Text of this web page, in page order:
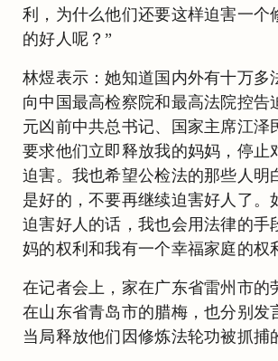
利，为什么他们还要这样迫害一个
的好人呢？”
林煜表示：她知道国内外有十万多
向中国最高检察院和最高法院控告
元凶前中共总书记、国家主席江泽
要求他们立即释放我的妈妈，停止
迫害。我也希望公检法的那些人明
是好的，不要再继续迫害好人了。
迫害好人的话，我也会用法律的手
妈的权利和我有一个幸福家庭的权
在记者会上，家在广东省雷州市的
在山东省青岛市的腊梅，也分别发
当局释放他们因修炼法轮功被抓捕